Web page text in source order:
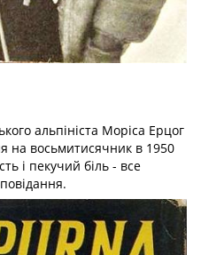
альпініста Моріса Ерцог
на восьмитисячник в 1950
і пекучий біль - все